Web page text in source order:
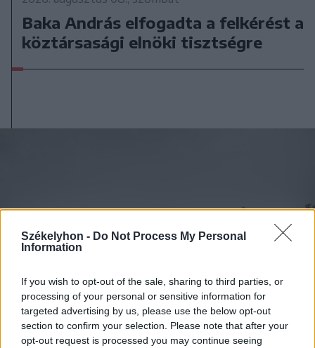
Székelyhon - Do Not Process My Personal
Information
If you wish to opt-out of the sale, sharing to third parties, or
processing of your personal or sensitive information for
targeted advertising by us, please use the below opt-out
section to confirm your selection. Please note that after your
opt-out request is processed you may continue seeing
Baka András elfogadta a felkérést a
köztársasági elnöki tisztségre